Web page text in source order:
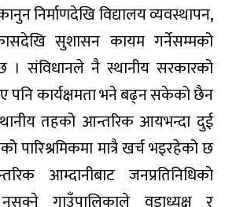
निर्माणदेखि विद्यालय व्यवस्थापन,
सुशासन कायम गर्नेसम्मको
। संविधानले नै स्थानीय सरकारको
पनि कार्यक्षमता भने बढ्न सकेको छैन
तहको आन्तरिक आयभन्दा दुई
पारिश्रमिकमा मात्रै खर्च भइरहेको छ
आम्दानीबाट जनप्रतिनिधिको